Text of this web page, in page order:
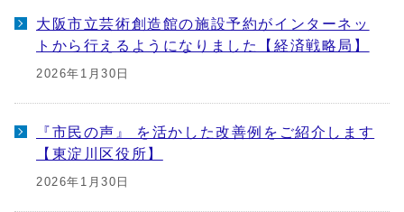
大阪市立芸術創造館の施設予約がインターネッ
トから行えるようになりました【経済戦略局】
2026年1月30日
『市民の声』 を活かした改善例をご紹介します
【東淀川区役所】
2026年1月30日